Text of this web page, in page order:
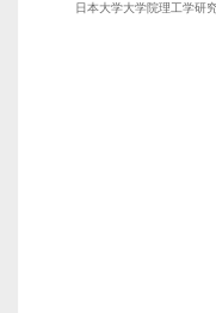
日本大学大学院理工学研